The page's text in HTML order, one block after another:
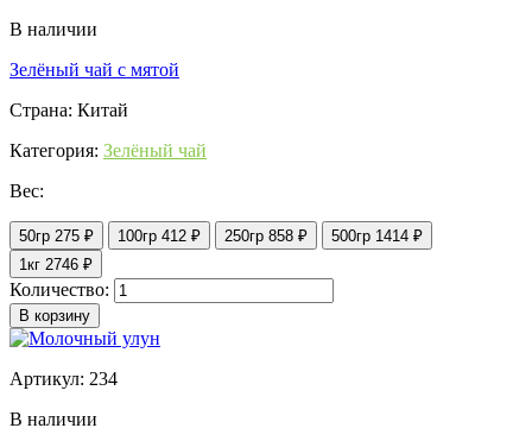
В наличии
Зелёный чай с мятой
Страна: Китай
Категория: Зелёный чай
Вес:
50гр 275 ₽ 100гр 412 ₽ 250гр 858 ₽ 500гр 1414 ₽
1кг 2746 ₽
Количество:
В корзину
Артикул: 234
В наличии